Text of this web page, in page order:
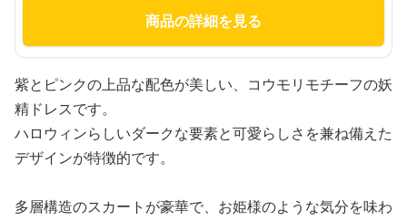
商品の詳細を見る
紫とピンクの上品な配色が美しい、コウモリモチーフの妖
精ドレスです。
ハロウィンらしいダークな要素と可愛らしさを兼ね備えた
デザインが特徴的です。
多層構造のスカートが豪華で、お姫様のような気分を味わ